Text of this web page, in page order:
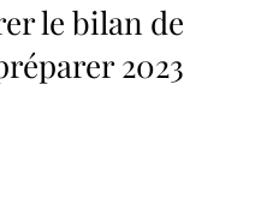
le bilan de
2023